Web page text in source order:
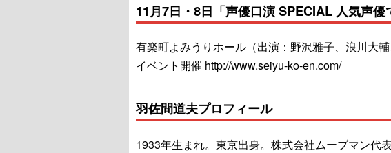
11月7日・8日「声優口演 SPECIAL 人気声優
有楽町よみうりホール（出演：野沢雅子、浪川大
イベント開催 http://www.seiyu-ko-en.com/
羽佐間道夫プロフィール
1933年生まれ。東京出身。株式会社ムーブマン代